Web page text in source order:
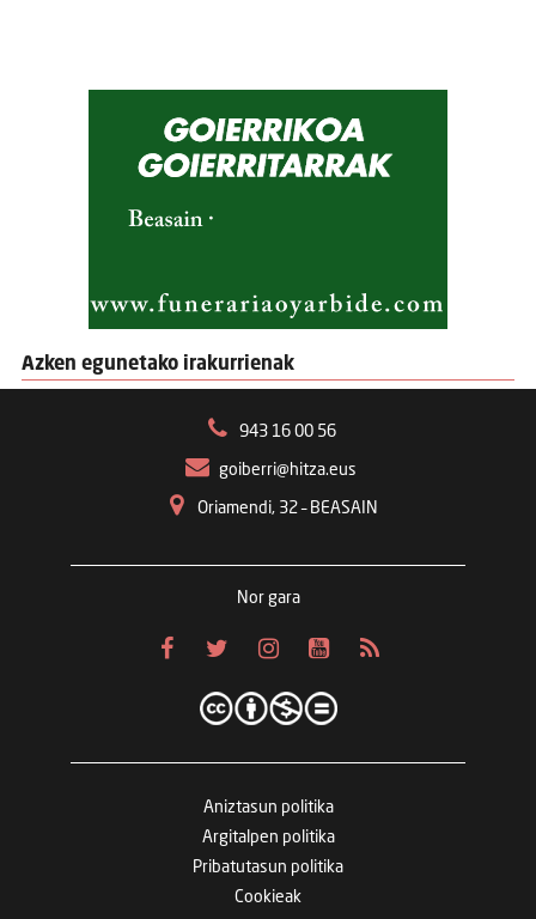
Azken egunetako irakurrienak
943 16 00 56
goiberri@hitza.eus
Oriamendi, 32 – BEASAIN
Nor gara
Aniztasun politika
Argitalpen politika
Pribatutasun politika
Cookieak